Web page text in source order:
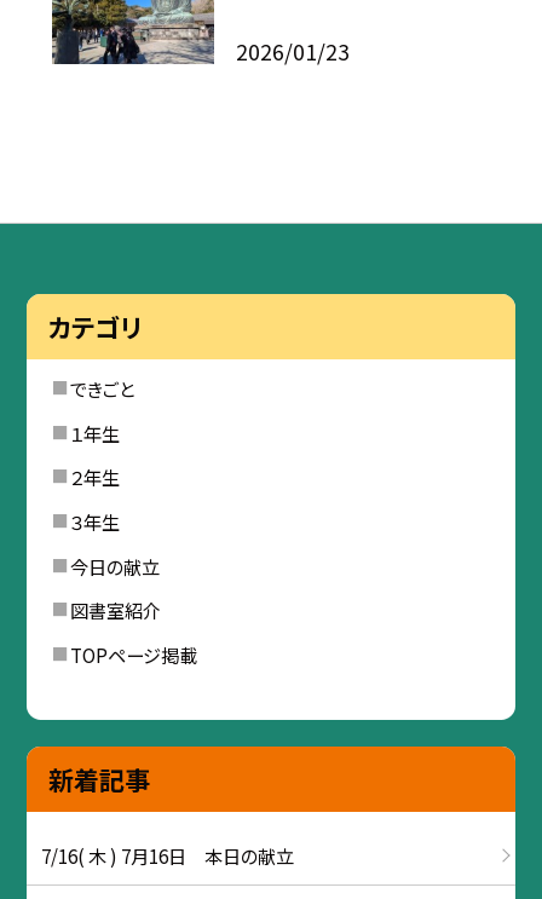
2026/01/23
カテゴリ
できごと
１年生
２年生
３年生
今日の献立
図書室紹介
TOPページ掲載
新着記事
7/16( 木 ) 7月16日 本日の献立